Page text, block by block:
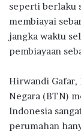
seperti berlaku
membiayai
jangka waktu
pembiayaan
Hirwandi Gafar,
Negara (BTN)
Indonesia
perumahan